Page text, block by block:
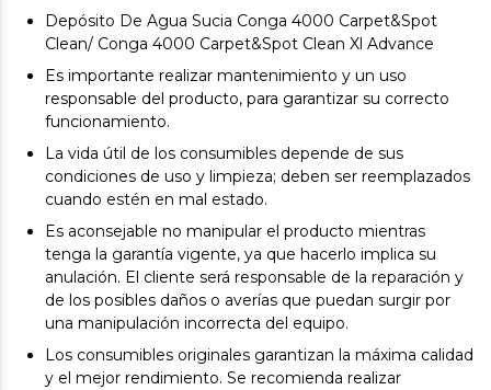
Depósito De Agua Sucia Conga 4000 Carpet&Spot
Clean/ Conga 4000 Carpet&Spot Clean Xl Advance
Es importante realizar mantenimiento y un uso
responsable del producto, para garantizar su correcto
funcionamiento.
La vida útil de los consumibles depende de sus
condiciones de uso y limpieza; deben ser reemplazados
cuando estén en mal estado.
Es aconsejable no manipular el producto mientras
tenga la garantía vigente, ya que hacerlo implica su
anulación. El cliente será responsable de la reparación y
de los posibles daños o averías que puedan surgir por
una manipulación incorrecta del equipo.
Los consumibles originales garantizan la máxima calidad
y el mejor rendimiento. Se recomienda realizar